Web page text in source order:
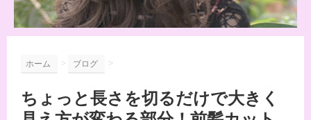
ホーム > ブログ >
ちょっと長さを切るだけで大きく